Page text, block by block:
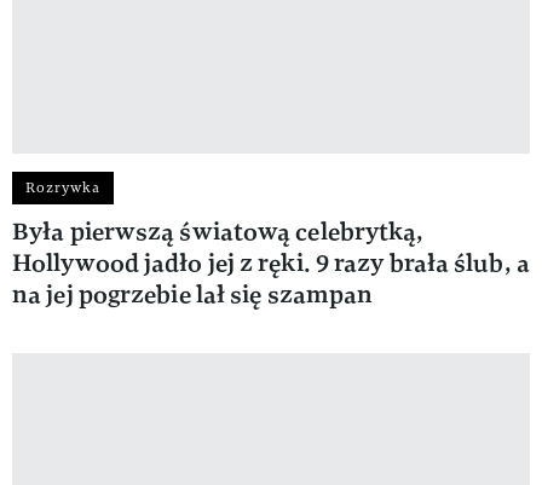
Rozrywka
Była pierwszą światową celebrytką,
Hollywood jadło jej z ręki. 9 razy brała ślub, a
na jej pogrzebie lał się szampan